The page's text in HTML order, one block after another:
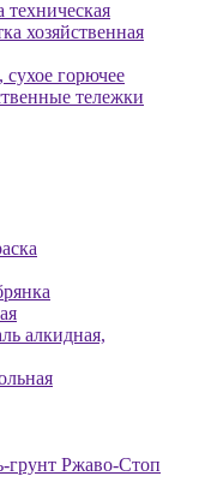
техническая
хозяйственная
горючее
тележки
алкидная,
грунт Ржаво-Стоп